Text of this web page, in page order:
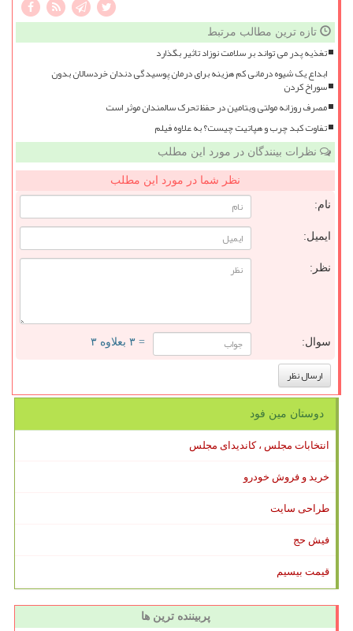
تازه ترین مطالب مرتبط
تغذیه پدر می تواند بر سلامت نوزاد تاثیر بگذارد
ابداع یک شیوه درمانی کم هزینه برای درمان پوسیدگی دندان خردسالان بدون
سوراخ کردن
مصرف روزانه مولتی ویتامین در حفظ تحرک سالمندان موثر است
تفاوت کبد چرب و هپاتیت چیست؟ به علاوه فیلم
نظرات بینندگان در مورد این مطلب
نظر شما در مورد این مطلب
نام:
ایمیل:
نظر:
سوال: = ۳ بعلاوه ۳
دوستان مین فود
انتخابات مجلس ، کاندیدای مجلس
خرید و فروش خودرو
طراحی سایت
فیش حج
قیمت بیسیم
پربیننده ترین ها